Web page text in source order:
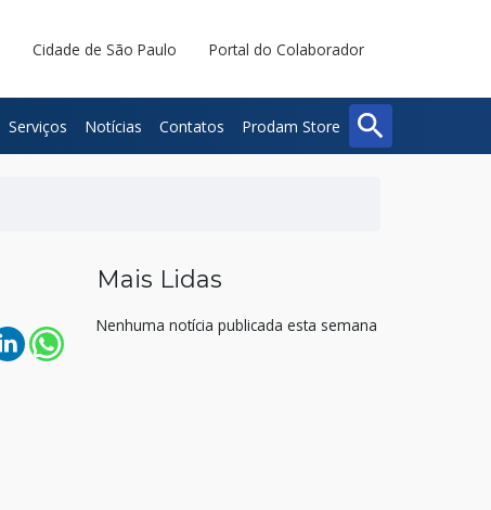
Cidade de São Paulo Portal do Colaborador
Serviços Notícias Contatos Prodam Store searchBuscar
Fechar
Mais Lidas
Nenhuma notícia publicada esta semana